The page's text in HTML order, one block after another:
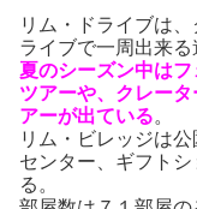
リム・ドライブは
ライブで一周出来る
夏のシーズン中は
ツアーや、クレー
アーが出ている。
リム・ビレッジは
センター、ギフト
る。